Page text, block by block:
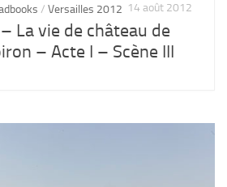
/ Versailles 2012 14 août 2012
La vie de château de
– Acte I – Scène III